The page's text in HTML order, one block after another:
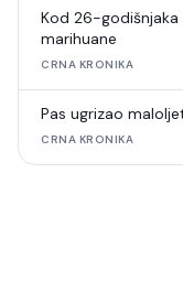
Kod 26-godišnjaka
marihuane
CRNA KRONIKA
Pas ugrizao
CRNA KRONIKA